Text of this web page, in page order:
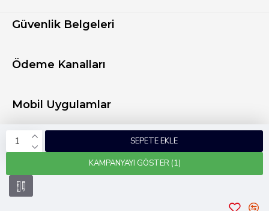
SEPETE EKLE
KAMPANYAYI GÖSTER (1)
Güvenlik Belgeleri
Ödeme Kanalları
Mobil Uygulamlar
Copyright © 2024 Tüm Hakları Saklıdır